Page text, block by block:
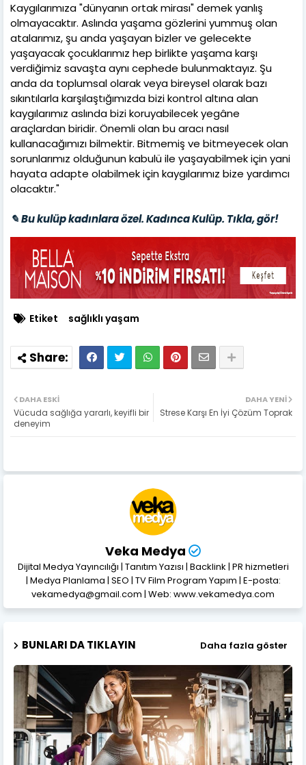
Kaygılarımıza "dünyanın ortak mirası" demek yanlış
olmayacaktır. Aslında yaşama gözlerini yummuş olan
atalarımız, şu anda yaşayan bizler ve gelecekte
yaşayacak çocuklarımız hep birlikte yaşama karşı
verdiğimiz savaşta aynı cephede bulunmaktayız. Şu
anda da toplumsal olarak veya bireysel olarak bazı
sıkıntılarla karşılaştığımızda bizi kontrol altına alan
kaygılarımız aslında bizi koruyabilecek yegâne
araçlardan biridir. Önemli olan bu aracı nasıl
kullanacağımızı bilmektir. Bitmemiş ve bitmeyecek olan
sorunlarımız olduğunun kabulü ile yaşayabilmek için yani
hayata adapte olabilmek için kaygılarımız bize yardımcı
olacaktır."
✎ Bu kulüp kadınlara özel. Kadınca Kulüp. Tıkla, gör!
Etiket sağlıklı yaşam
DAHA YENI
Strese Karşı En İyi Çözüm Toprak
DAHA ESKI
Vücuda sağlığa yararlı, keyifli bir
deneyim
Veka Medya
Dijital Medya Yayıncılığı | Tanıtım Yazısı | Backlink | PR hizmetleri
| Medya Planlama | SEO | TV Film Program Yapım | E-posta:
vekamedya@gmail.com | Web: www.vekamedya.com
BUNLARI DA TIKLAYIN Daha fazla göster